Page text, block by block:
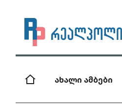
ახალი ამბები